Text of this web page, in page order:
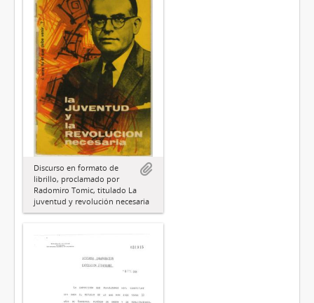
Discurso en formato de
librillo, proclamado por
Radomiro Tomic, titulado La
juventud y revolución necesaria